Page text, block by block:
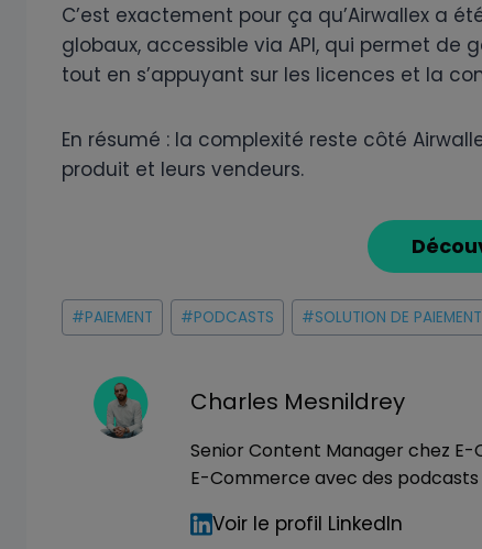
C’est exactement pour ça qu’Airwallex a
globaux, accessible via API, qui permet
tout en s’appuyant sur les licences et la
En résumé : la complexité reste côté
produit et leurs vendeurs.
Étiquettes
de
publication :
#PAIEMENT #PODCASTS #SOLUTION DE PAIEMENT
Charles Mesnildrey
Senior Content Manager chez E-
E-Commerce avec des
Voir le profil LinkedIn